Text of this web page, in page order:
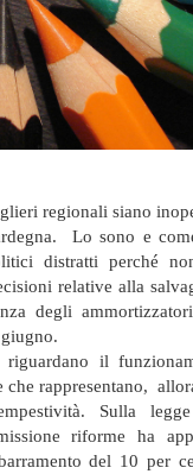
regionali siano
Lo sono e
distratti perché
relative alla
degli
il
che rappresentano,
Sulla
riforme ha
del 10 per